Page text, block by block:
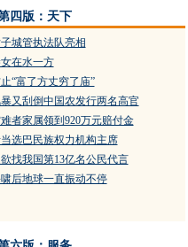
四版：天下
城管执法队亮相
在水一方
“富了方丈穷了庙”
又刮倒中国农发行两名高官
者家属领到920万元赔付金
选巴民族权力机构主席
找我国第13亿名公民代言
后地球一直振动不停